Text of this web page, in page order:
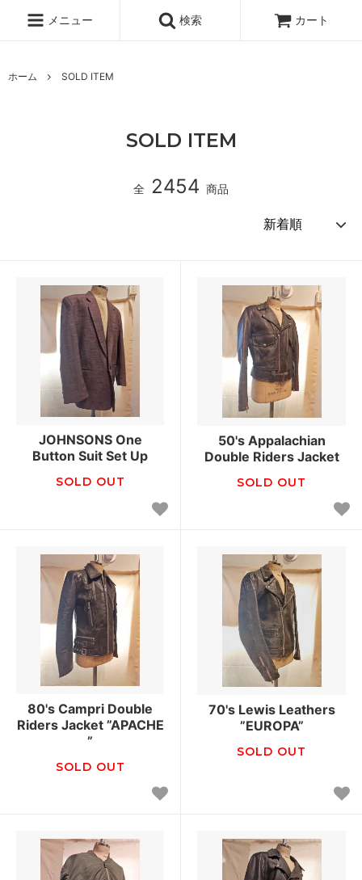
メニュー 検索 カート
ホーム SOLD ITEM
SOLD ITEM
全 2454 商品
JOHNSONS One
Button Suit Set Up
SOLD OUT
50's Appalachian
Double Riders Jacket
SOLD OUT
80's Campri Double
Riders Jacket ”APACHE
”
SOLD OUT
70's Lewis Leathers
”EUROPA”
SOLD OUT